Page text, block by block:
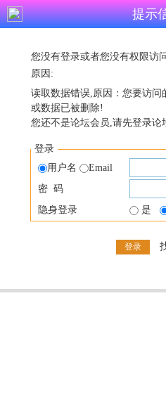
提示
您没有登录或者您没有权限访
原因:
读取数据错误,原因：您要访问
或数据已被删除!
您还不是论坛会员,请先登录论
登录
用户名
Email
密 码
隐身登录
是